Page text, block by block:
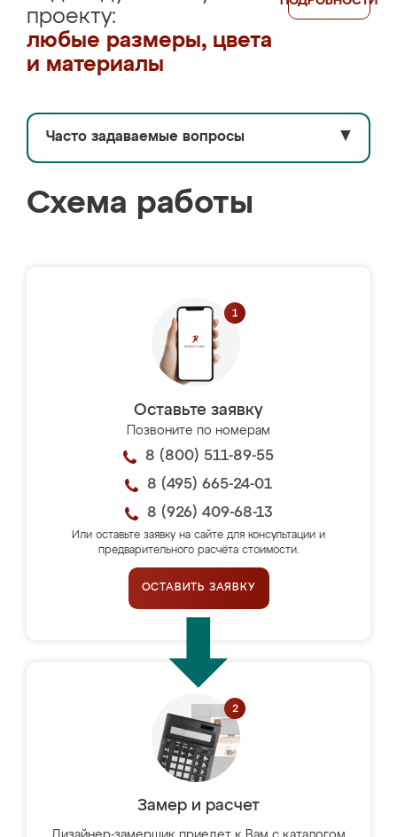
проекту:
любые размеры, цвета
и материалы
Часто задаваемые вопросы ▼
Схема работы
Оставьте заявку
Позвоните по номерам
8 (800) 511-89-55
8 (495) 665-24-01
8 (926) 409-68-13
Или оставьте заявку на сайте для консультации и
предварительного расчёта стоимости.
ОСТАВИТЬ ЗАЯВКУ
Замер и расчет